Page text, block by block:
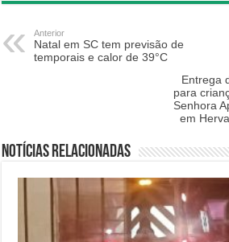
Anterior
Natal em SC tem previsão de
temporais e calor de 39°C
Entrega
para
Senhora
em
Notícias relacionadas